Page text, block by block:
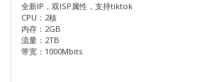
全新IP，双ISP属性，支持tiktok
CPU：2核
内存：2GB
流量：2TB
带宽：1000Mbits